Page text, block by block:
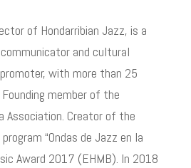
of Hondarribian Jazz, is a
and cultural
with more than 25
member of the
Association. Creator of the
“Ondas de Jazz en la
Award 2017 (EHMB). In 2018